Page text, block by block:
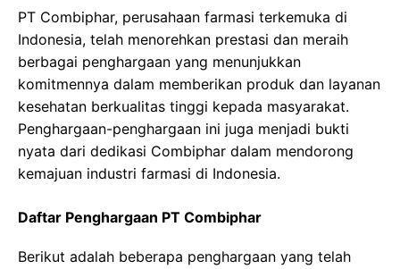
PT Combiphar, perusahaan farmasi terkemuka di
Indonesia, telah menorehkan prestasi dan meraih
berbagai penghargaan yang menunjukkan
komitmennya dalam memberikan produk dan layanan
kesehatan berkualitas tinggi kepada masyarakat.
Penghargaan-penghargaan ini juga menjadi bukti
nyata dari dedikasi Combiphar dalam mendorong
kemajuan industri farmasi di Indonesia.
Daftar Penghargaan PT Combiphar
Berikut adalah beberapa penghargaan yang telah